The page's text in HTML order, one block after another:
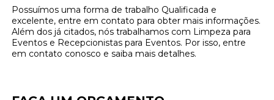
Possuímos uma forma de trabalho Qualificada e
excelente, entre em contato para obter mais informações.
Além dos já citados, nós trabalhamos com Limpeza para
Eventos e Recepcionistas para Eventos. Por isso, entre
em contato conosco e saiba mais detalhes.